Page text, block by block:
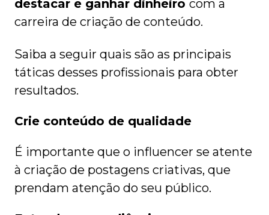
destacar e ganhar dinheiro com a
carreira de criação de conteúdo.
Saiba a seguir quais são as principais
táticas desses profissionais para obter
resultados.
Crie conteúdo de qualidade
É importante que o influencer se atente
à criação de postagens criativas, que
prendam atenção do seu público.